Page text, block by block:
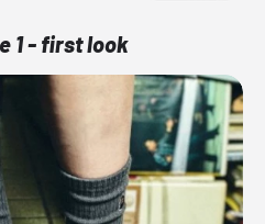
1 - first look